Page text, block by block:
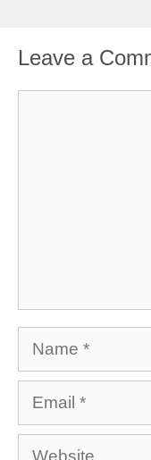
Leave a
Name
Email
Website